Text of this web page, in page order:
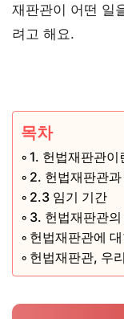
재판관이 어떤 일
려고 해요.
목차
1. 헌법재판관
2. 헌법재판관
2.3 임기 기간
3. 헌법재판관의
헌법재판관에
헌법재판관, 우